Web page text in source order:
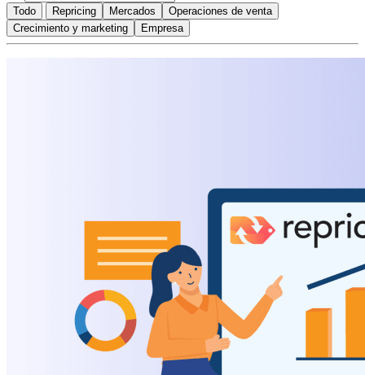
Todo Repricing Mercados
Operaciones de venta
Crecimiento y marketing
Empresa